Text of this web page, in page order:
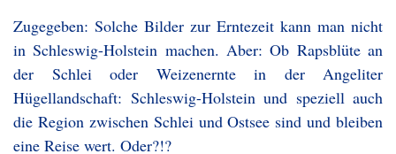
Zugegeben: Solche Bilder zur Erntezeit kann man nicht
in Schleswig-Holstein machen. Aber: Ob Rapsblüte an
der Schlei oder Weizenernte in der Angeliter
Hügellandschaft: Schleswig-Holstein und speziell auch
die Region zwischen Schlei und Ostsee sind und bleiben
eine Reise wert. Oder?!?